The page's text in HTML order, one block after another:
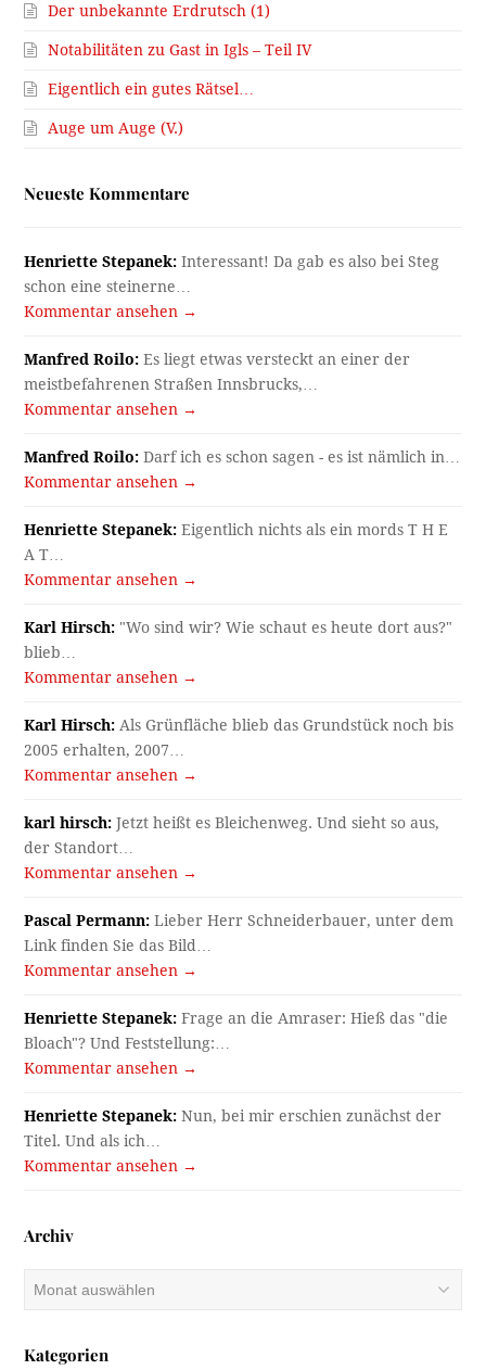
Der unbekannte Erdrutsch (1)
Notabilitäten zu Gast in Igls – Teil IV
Eigentlich ein gutes Rätsel…
Auge um Auge (V.)
Neueste Kommentare
Henriette Stepanek: Interessant! Da gab es also bei Steg
schon eine steinerne…
Kommentar ansehen →
Manfred Roilo: Es liegt etwas versteckt an einer der
meistbefahrenen Straßen Innsbrucks,…
Kommentar ansehen →
Manfred Roilo: Darf ich es schon sagen - es ist nämlich in…
Kommentar ansehen →
Henriette Stepanek: Eigentlich nichts als ein mords T H E
A T…
Kommentar ansehen →
Karl Hirsch: "Wo sind wir? Wie schaut es heute dort aus?"
blieb…
Kommentar ansehen →
Karl Hirsch: Als Grünfläche blieb das Grundstück noch bis
2005 erhalten, 2007…
Kommentar ansehen →
karl hirsch: Jetzt heißt es Bleichenweg. Und sieht so aus,
der Standort…
Kommentar ansehen →
Pascal Permann: Lieber Herr Schneiderbauer, unter dem
Link finden Sie das Bild…
Kommentar ansehen →
Henriette Stepanek: Frage an die Amraser: Hieß das "die
Bloach"? Und Feststellung:…
Kommentar ansehen →
Henriette Stepanek: Nun, bei mir erschien zunächst der
Titel. Und als ich…
Kommentar ansehen →
Archiv
Kategorien